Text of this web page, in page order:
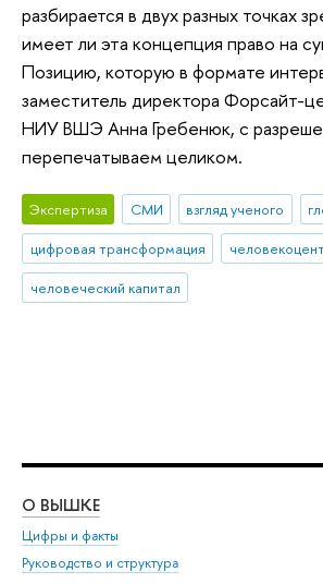
разбирается в двух разных точках
имеет ли эта концепция право на
Позицию, которую в формате
заместитель директора Форсайт-
НИУ ВШЭ Анна Гребенюк, с
перепечатываем целиком.
Экспертиза СМИ взгляд ученого
цифровая трансформация
человеческий капитал
О ВЫШКЕ
Цифры и факты
Руководство и структура